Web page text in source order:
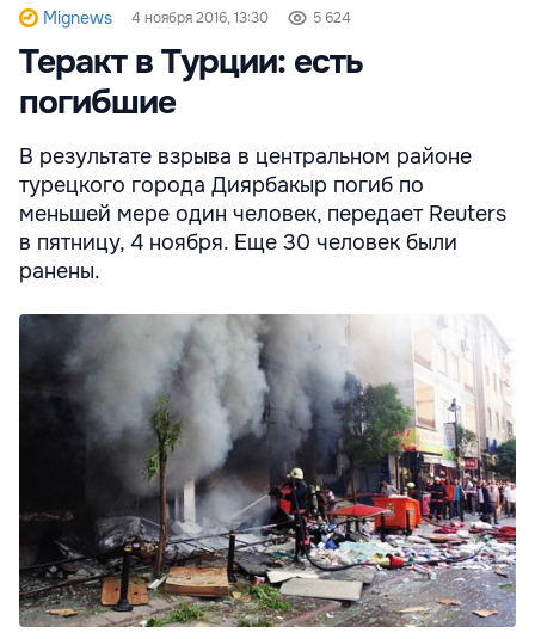
Mignews 4 ноября 2016, 13:30 5 624
Теракт в Турции: есть
погибшие
В результате взрыва в центральном районе
турецкого города Диярбакыр погиб по
меньшей мере один человек, передает Reuters
в пятницу, 4 ноября. Еще 30 человек были
ранены.